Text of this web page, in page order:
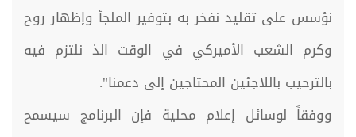
نؤسس على تقليد نفخر به بتوفير الملجأ وإظهار روح
وكرم الشعب الأميركي في الوقت الذ نلتزم فيه
بالترحيب باللاجئين المحتاجين إلى دعمنا".
ووفقاً لوسائل إعلام محلية فإن البرنامج سيسمح